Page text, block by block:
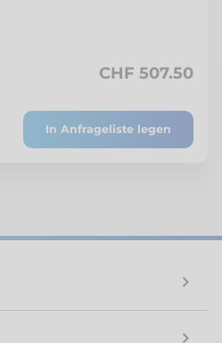
CHF 507.50
In Anfrageliste legen